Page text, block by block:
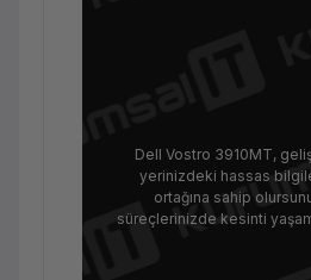
Dell Vostro 3910MT,
yerinizdeki hassas
ortağına sahip
süreçlerinizde kesinti